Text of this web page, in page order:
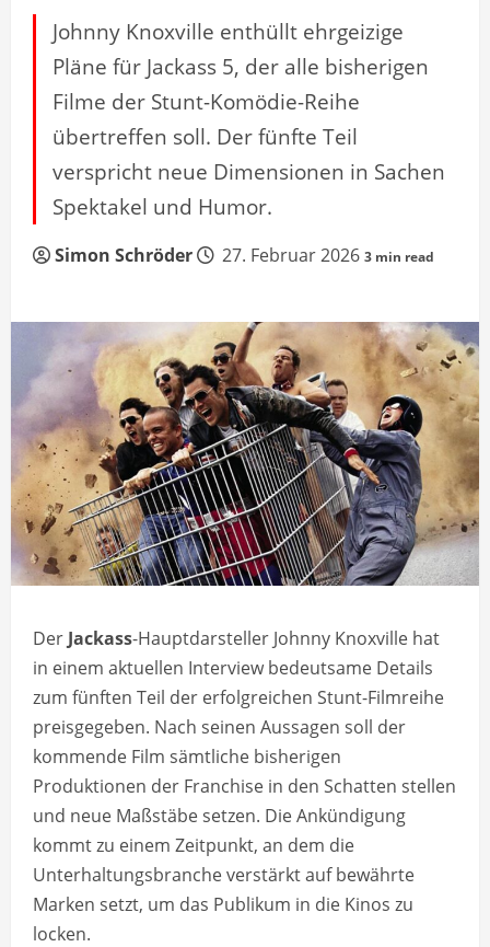
Johnny Knoxville enthüllt ehrgeizige
Pläne für Jackass 5, der alle bisherigen
Filme der Stunt-Komödie-Reihe
übertreffen soll. Der fünfte Teil
verspricht neue Dimensionen in Sachen
Spektakel und Humor.
Simon Schröder 27. Februar 2026 3 min read
Der Jackass-Hauptdarsteller Johnny Knoxville hat
in einem aktuellen Interview bedeutsame Details
zum fünften Teil der erfolgreichen Stunt-Filmreihe
preisgegeben. Nach seinen Aussagen soll der
kommende Film sämtliche bisherigen
Produktionen der Franchise in den Schatten stellen
und neue Maßstäbe setzen. Die Ankündigung
kommt zu einem Zeitpunkt, an dem die
Unterhaltungsbranche verstärkt auf bewährte
Marken setzt, um das Publikum in die Kinos zu
locken.